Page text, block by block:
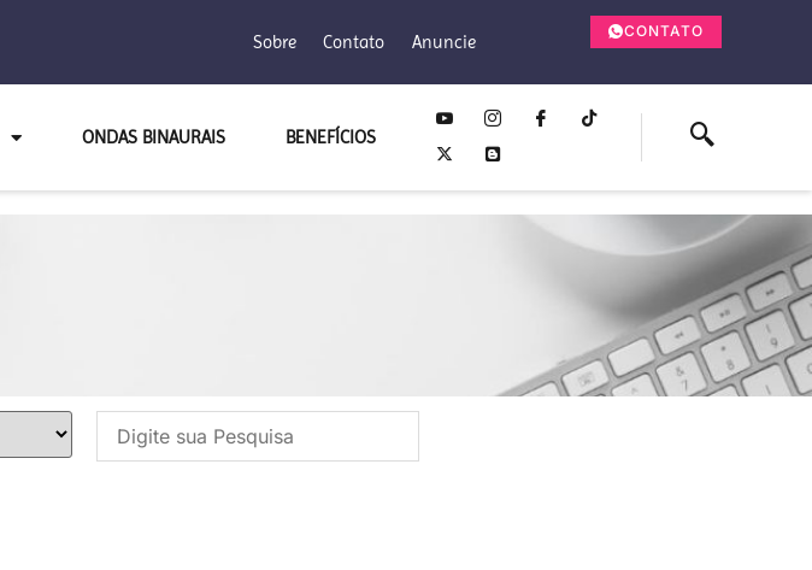
Sobre Contato Anuncie
CONTATO
ONDAS BINAURAIS BENEFÍCIOS